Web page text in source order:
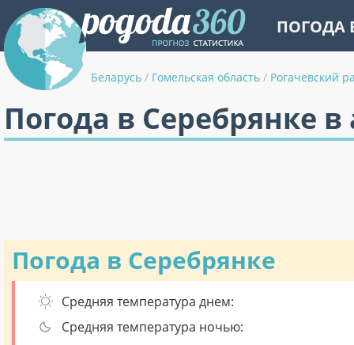
ПОГОДА
Беларусь / Гомельская область / Рогачевский
Погода в Серебрянке в
Погода в Серебрянке
Средняя температура днем:
Средняя температура ночью: